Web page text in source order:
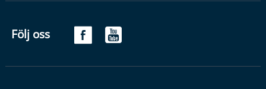
Följ oss